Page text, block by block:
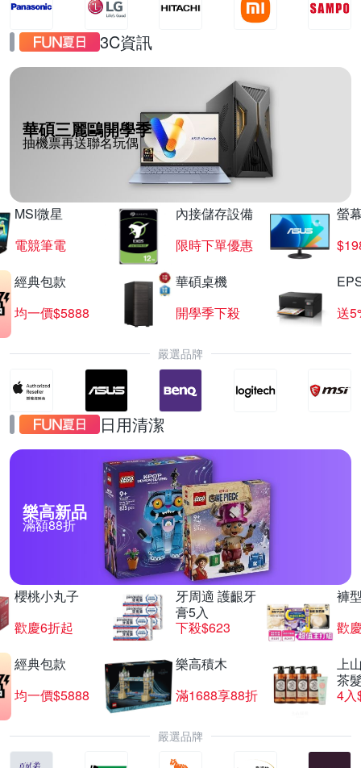
3C資訊
華碩三麗鷗開學季
抽機票再送聯名玩偶
MSI微星
電競筆電
內接儲存設備
限時下單優惠
螢
經典包款
均一價$5888
華碩桌機
開學季下殺
送
嚴選品牌
日用清潔
樂高新品
滿額88折
櫻桃小丸子
歡慶6折起
牙周適 護齦牙
膏5入
下殺$623
褲
歡
經典包款
均一價$5888
樂高積木
滿1688享88折
上
茶
4入
嚴選品牌